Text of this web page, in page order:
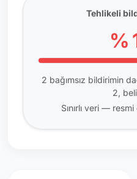
Tehlikeli
%
2 bağımsız bildirimin
2,
Sınırlı veri —